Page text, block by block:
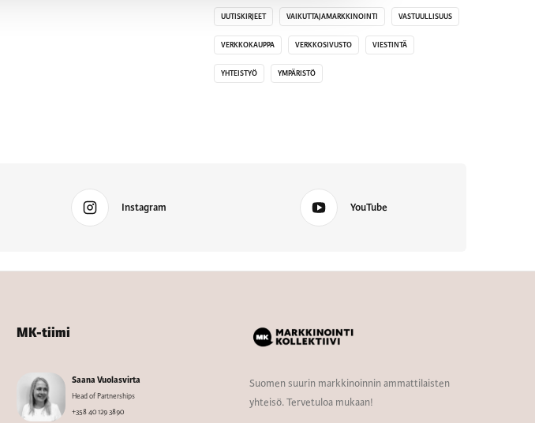
UUTISKIRJEET VAIKUTTAJAMARKKINOINTI VASTUULLISUUS
VERKKOKAUPPA VERKKOSIVUSTO VIESTINTÄ
YHTEISTYÖ YMPÄRISTÖ
Instagram YouTube
MK-tiimi
Saana Vuolasvirta
Head of Partnerships
+358 40 129 3890
Suomen suurin markkinoinnin ammattilaisten
yhteisö. Tervetuloa mukaan!